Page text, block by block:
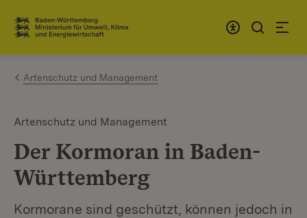
Zum Inhalt springen
Link zur Startseite
Artenschutz und Management
Artenschutz und Management
Der Kormoran in Baden-
Württemberg
Kormorane sind geschützt, können jedoch in